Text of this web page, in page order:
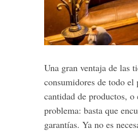
Una gran ventaja de las
consumidores de todo el
cantidad de productos, o
problema: basta que
garantías. Ya no es
f
o
r
: